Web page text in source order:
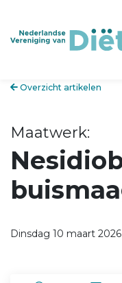
Overzicht artikelen
Maatwerk:
Dinsdag 10 maart 2026